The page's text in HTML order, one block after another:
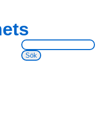
Sök på webbsidan: